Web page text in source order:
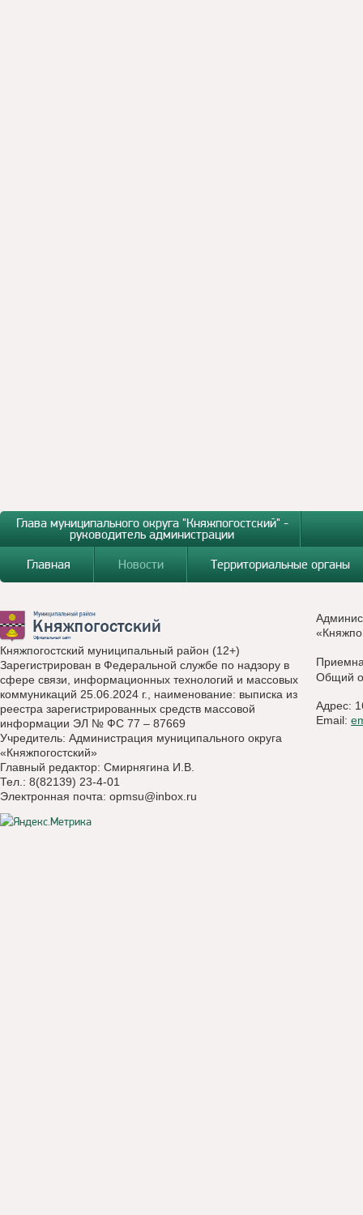
Глава муниципального округа "Княжпогостский" -
руководитель администрации
Главная
Новости Территориальные органы
Княжпогостский муниципальный район (12+)
Зарегистрирован в Федеральной службе по надзору в
сфере связи, информационных технологий и массовых
коммуникаций 25.06.2024 г., наименование: выписка из
реестра зарегистрированных средств массовой
информации ЭЛ № ФС 77 – 87669
Учредитель: Администрация муниципального округа
«Княжпогостский»
Главный редактор: Смирнягина И.В.
Тел.: 8(82139) 23-4-01
Электронная почта: opmsu@inbox.ru
Общий
Адрес:
Email: